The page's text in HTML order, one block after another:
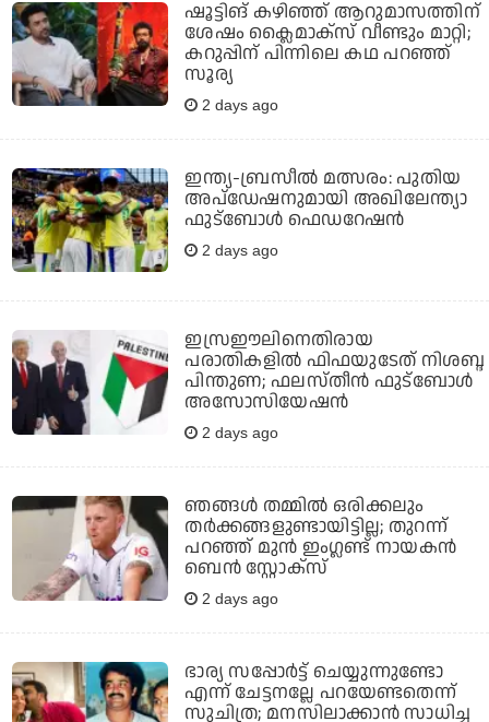
ഷൂട്ടിങ് കഴിഞ്ഞ് ആറുമാസത്തിന്
ശേഷം ക്ലൈമാക്സ് വീണ്ടും മാറ്റി;
കറുപ്പിന് പിന്നിലെ കഥ പറഞ്ഞ്
സൂര്യ
2 days ago
ഇന്ത്യ-ബ്രസീല്‍ മത്സരം: പുതിയ
അപ്‌ഡേഷനുമായി അഖിലേന്ത്യാ
ഫുട്ബോള്‍ ഫെഡറേഷന്‍
2 days ago
ഇസ്രഈലിനെതിരായ
പരാതികളില്‍ ഫിഫയുടേത് നിശബ്ദ
പിന്തുണ; ഫലസ്തീന്‍ ഫുട്‌ബോള്‍
അസോസിയേഷന്‍
2 days ago
ഞങ്ങള്‍ തമ്മില്‍ ഒരിക്കലും
തര്‍ക്കങ്ങളുണ്ടായിട്ടില്ല; തുറന്ന്
പറഞ്ഞ് മുന്‍ ഇംഗ്ലണ്ട് നായകന്‍
ബെന്‍ സ്റ്റോക്‌സ്
2 days ago
ഭാര്യ സപ്പോര്‍ട്ട് ചെയ്യുന്നുണ്ടോ
എന്ന് ചേട്ടനല്ലേ പറയേണ്ടതെന്ന്
സുചിത്ര; മനസിലാക്കാന്‍ സാധിച്ച